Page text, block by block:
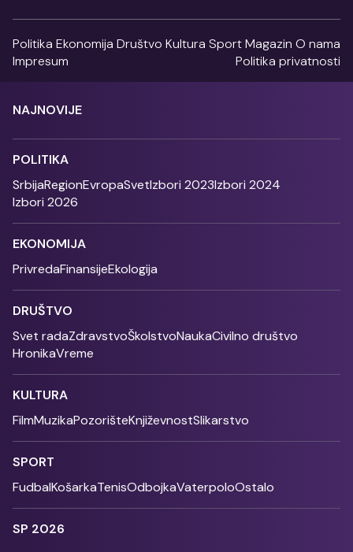
Politika Ekonomija Društvo Kultura SportMagazin O nama
Impresum
Politika privatnosti
NAJNOVIJE
POLITIKA
SrbijaRegionEvropaSvetIzbori 2023Izbori 2024
Izbori 2026
EKONOMIJA
PrivredaFinansijeEkologija
DRUŠTVO
Svet radaZdravstvoŠkolstvoNaukaCivilno društvo
HronikaVreme
KULTURA
FilmMuzikaPozorišteKnjiževnostSlikarstvo
SPORT
FudbalKošarkaTenisOdbojkaVaterpoloOstalo
SP 2026